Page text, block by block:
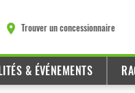
Trouver un concessionnaire
& ÉVÉNEMENTS